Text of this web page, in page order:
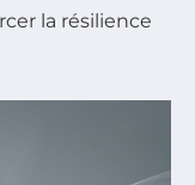
la résilience